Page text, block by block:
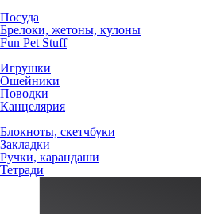
Посуда
Брелоки, жетоны, кулоны
Fun Pet Stuff
Игрушки
Ошейники
Поводки
Канцелярия
Блокноты, скетчбуки
Закладки
Ручки, карандаши
Тетради